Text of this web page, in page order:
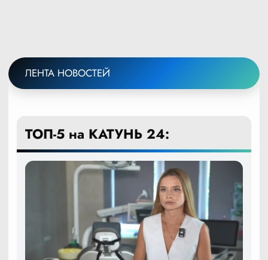
ЛЕНТА НОВОСТЕЙ
ТОП-5 на КАТУНЬ 24: